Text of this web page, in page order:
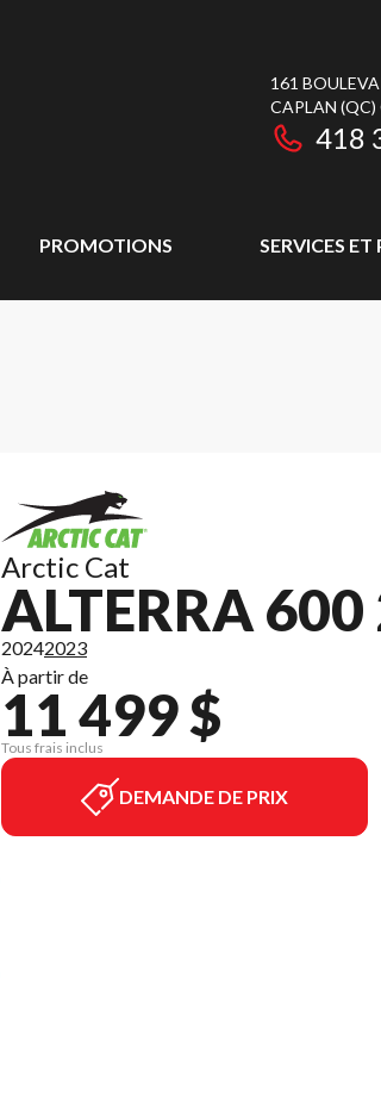
161
CAPLAN (QC)
418
PROMOTIONS SERVICES ET
Arctic Cat
ALTERRA
20242023
À partir de
11 499 $
Tous frais inclus
DEMANDE DE PRIX